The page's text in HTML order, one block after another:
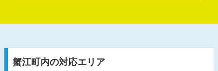
蟹江町内の対応エリア